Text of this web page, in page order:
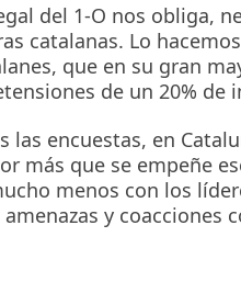
del 1-O nos obliga,
catalanas. Lo
que en su gran
de un 20% de
encuestas, en
más que se empeñe
menos con los
y coacciones